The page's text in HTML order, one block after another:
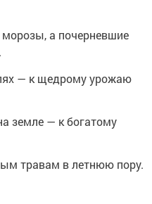
морозы, а почерневшие
— к щедрому урожаю
земле — к богатому
травам в летнюю пору.